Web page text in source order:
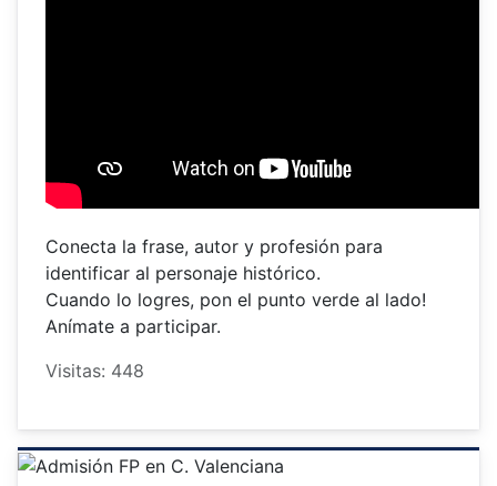
Conecta la frase, autor y profesión para
identificar al personaje histórico.
Cuando lo logres, pon el punto verde al lado!
Anímate a participar.
Visitas: 448